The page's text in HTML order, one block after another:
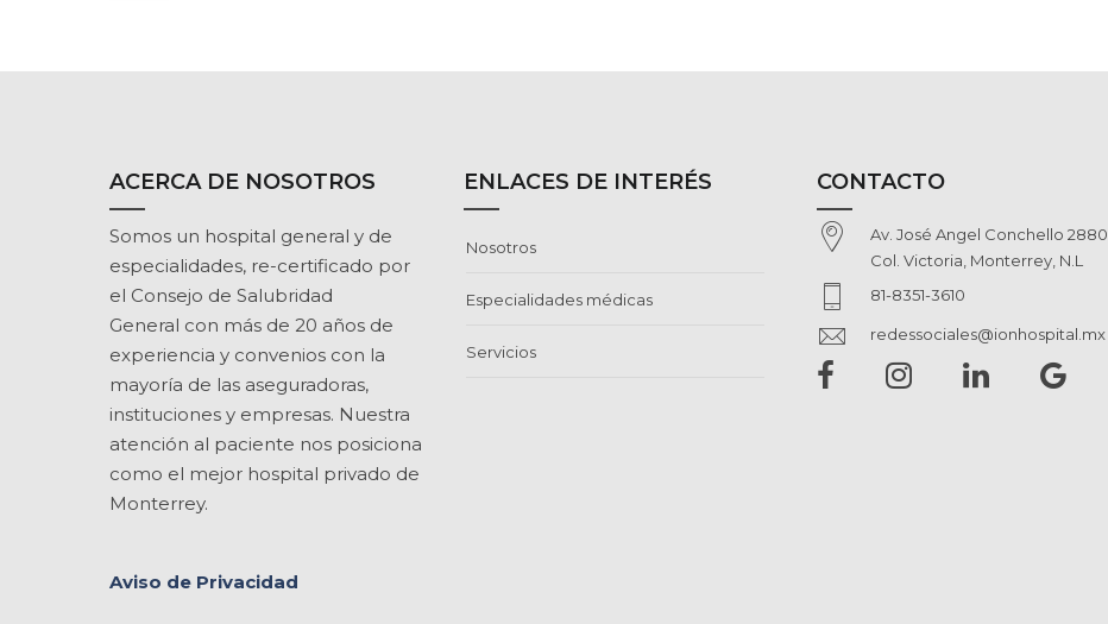
ACERCA DE NOSOTROS
Somos un hospital general y de
especialidades, re-certificado por
el Consejo de Salubridad
General con más de 20 años de
experiencia y convenios con la
mayoría de las aseguradoras,
instituciones y empresas. Nuestra
atención al paciente nos posiciona
como el mejor hospital privado de
Monterrey.
Aviso de Privacidad
ENLACES DE INTERÉS
Nosotros
Especialidades médicas
Servicios
CONTACTO
Av. José Angel Conchello 2880
Col. Victoria, Monterrey, N.L
81-8351-3610
redessociales@ionhospital.mx